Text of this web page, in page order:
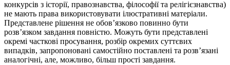
конкурсів з історії, правознавства, філософії та релігієзнавства)
не мають права використовувати ілюстративні матеріали.
Представлене рішення не обов’язково повинно бути
розв’язком завдання повністю. Можуть бути представлені
окремі часткові просування, розбір окремих суттєвих
випадків, запропоновані самостійно поставлені та розв’язані
аналогічні, але, можливо, більш прості завдання.